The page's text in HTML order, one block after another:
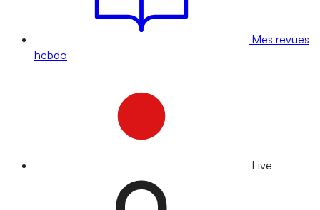
Mes revues
hebdo
Live